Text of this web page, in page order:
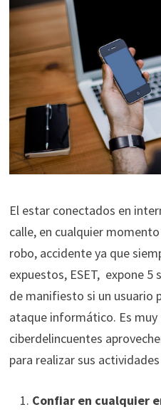
El estar conectados en
calle, en cualquier
robo, accidente ya que
expuestos, ESET, expone 5
de manifiesto si un usuario
ataque informático. Es
ciberdelincuentes
para realizar sus
Confiar en cualquier